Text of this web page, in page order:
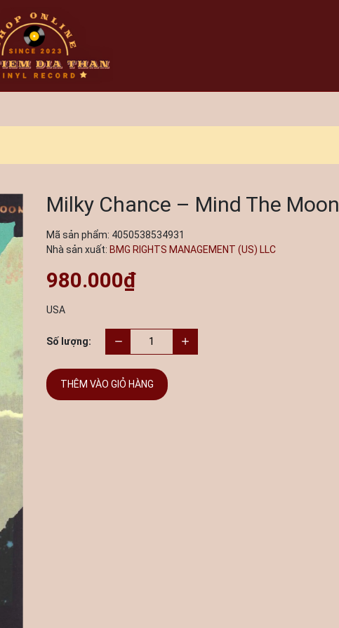
Milky Chance – Mind The Moon
Mã sản phẩm: 4050538534931
Nhà sản xuất: BMG RIGHTS MANAGEMENT (US) LLC
980.000₫
USA
Số lượng:
THÊM VÀO GIỎ HÀNG